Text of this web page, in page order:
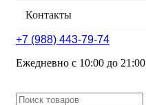
Контакты
+7 (988) 443-79-74
Ежедневно с 10:00 до 21:00